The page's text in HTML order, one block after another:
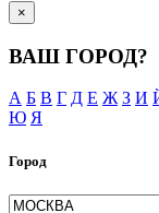
×
ВАШ ГОРОД?
А Б В Г Д Е Ж З И
Ю Я
Город